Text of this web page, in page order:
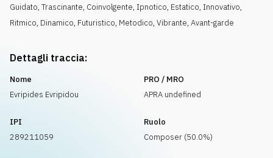
Guidato, Trascinante, Coinvolgente, Ipnotico, Estatico, Innovativo,
Ritmico, Dinamico, Futuristico, Metodico, Vibrante, Avant-garde
Dettagli traccia:
Nome
Evripides Evripidou
PRO / MRO
APRA undefined
IPI
289211059
Ruolo
Composer (50.0%)